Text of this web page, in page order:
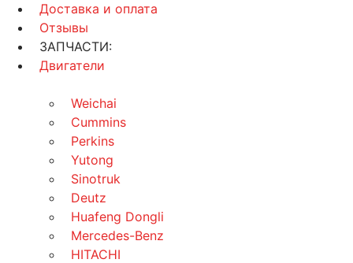
Доставка и оплата
Отзывы
ЗАПЧАСТИ:
Двигатели
Weichai
Cummins
Perkins
Yutong
Sinotruk
Deutz
Huafeng Dongli
Mercedes-Benz
HITACHI